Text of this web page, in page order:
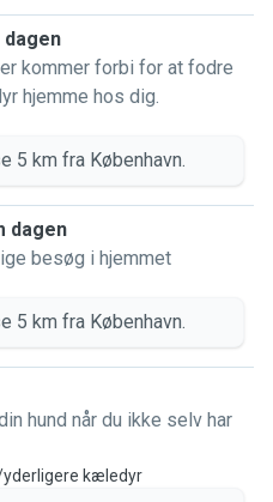
pt, og vil derfor rigtig gerne
animals 😍
care of animals here on
regular dog walking jobs.
taking care of cats and
been a regular sitter for the
traveling 🐱 It has been
two, to staying with Sky for
dagen
kommer forbi for at fodre
hjemme hos dig.
5 km fra København.
dagen
besøg i hjemmet
5 km fra København.
hund når du ikke selv har
kæledyr